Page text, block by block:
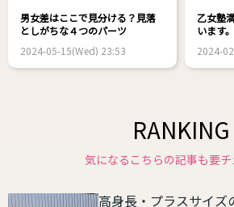
男女差はここで見分ける？見落
としがちな４つのパーツ
2024-05-15(Wed) 23:53
乙女塾
います。
2024-
RANKING
気になるこちらの記事も要チ
高身長・プラスサイズ